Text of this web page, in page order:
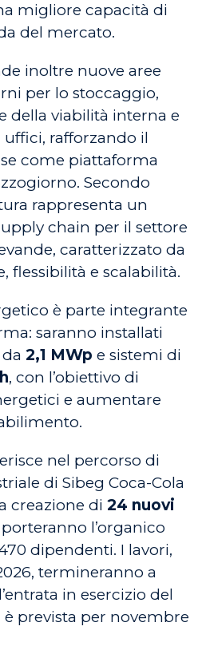
migliore capacità di
del mercato.
inoltre nuove aree
per lo stoccaggio,
della viabilità interna e
rafforzando il
come piattaforma
Secondo
rappresenta un
chain per il settore
caratterizzato da
flessibilità e scalabilità.
è parte integrante
saranno installati
2,1 MWp e sistemi di
, con l’obiettivo di
e aumentare
nel percorso di
di Sibeg Coca-Cola
creazione di 24 nuovi
l’organico
dipendenti. I lavori,
termineranno a
in esercizio del
prevista per novembre